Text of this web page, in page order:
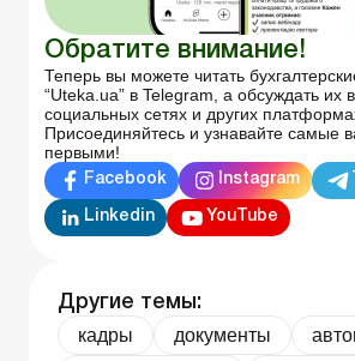
Обратите внимание!
Теперь вы можете читать
“Uteka.ua” в Telegram, а обсуждать их
социальных сетях и других
Присоединяйтесь и узнавайте самые
первыми!
Facebook Instagram
Linkedin YouTube
Другие темы:
кадры документы